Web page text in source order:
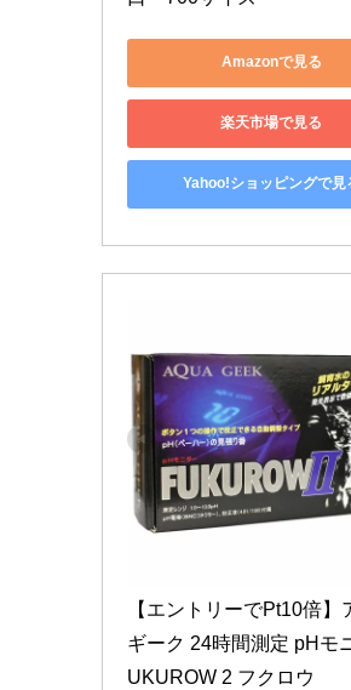
Amazonで見る
楽天市場で見る
Yahoo!ショッピングで見
【エントリーでPt10倍】
ギーク 24時間測定 pHモ
UKUROW 2 フクロウ